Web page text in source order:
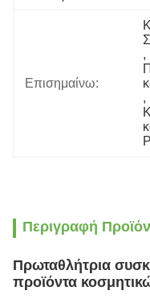
Επισημαίνω:
,
,
Περιγραφή
Πρωταθλήτρια
προϊόντα